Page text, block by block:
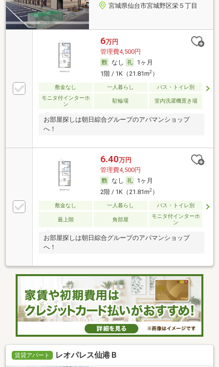
宮城県仙台市宮城野区栄５丁目
6万円
管理費4,500円
なし
1ヶ月
1階 / 1K（21.81m2）
敷金なし 一人暮らし
バス・トイレ別
モニタ付インターホ
ン
駐輪場 室内洗濯機置き場
お部屋探しは朝日綜合グループのアパマンショップ
へ！
6.40万円
管理費4,500円
なし
1ヶ月
2階 / 1K（21.81m2）
敷金なし 一人暮らし バス・トイレ別
最上階 角部屋
モニタ付インターホ
ン
お部屋探しは朝日綜合グループのアパマンショップ
へ！
賃貸アパート レオパレス仙港Ｂ